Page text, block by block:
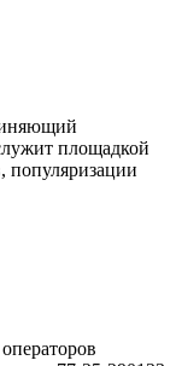
площадкой
популяризации